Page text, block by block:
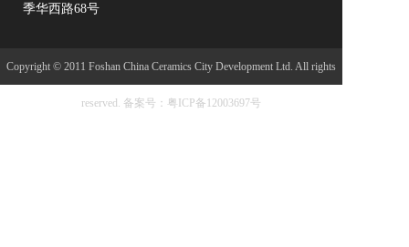
季华西路68号
Copyright © 2011 Foshan China Ceramics City Development Ltd. All rights
reserved. 备案号：粤ICP备12003697号